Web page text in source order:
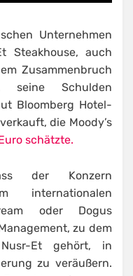
Unternehmen
Steakhouse, auch
Zusammenbruch
seine Schulden
Bloomberg Hotel-
die Moody’s
schätzte.
der Konzern
internationalen
oder Dogus
zu dem
Et gehört, in
zu veräußern.